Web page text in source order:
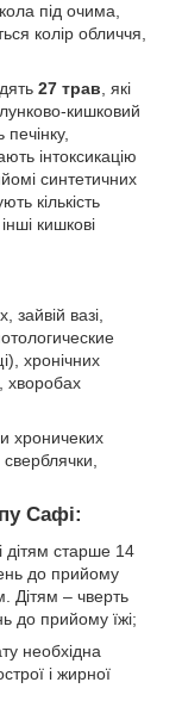
під очима,
колір обличчя,
27 трав, які
кишковий
інтоксикацію
синтетичних
кількість
кишкові
зайвій вазі,
хронічних
хворобах
хроничеких
Сафі:
старше 14
до прийому
Дітям – чверть
до прийому їжі;
необхідна
і жирної